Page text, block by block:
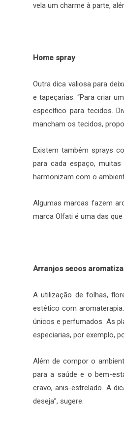
vela um charme à parte,
Home spray
Outra dica valiosa para
e tapeçarias. “Para criar
específico para tecidos.
mancham os tecidos,
Existem também sprays
para cada espaço,
harmonizam com o
Algumas marcas fazem
marca Olfati é uma das
Arranjos secos
A utilização de folhas,
estético com
únicos e perfumados. As
especiarias, por exemplo,
Além de compor o
para a saúde e o bem-
cravo, anis-estrelado. A
deseja”, sugere.